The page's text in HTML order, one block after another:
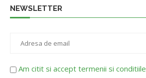
NEWSLETTER
Am citit si accept termenii si conditiile